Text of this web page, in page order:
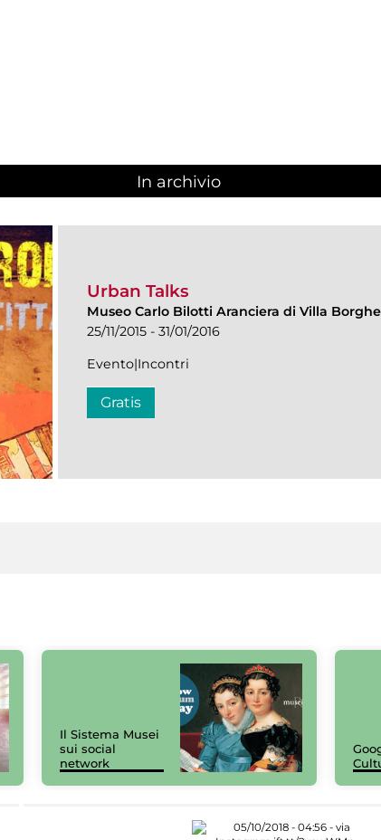
In archivio
Urban Talks
Museo Carlo Bilotti Aranciera di Villa
25/11/2015 - 31/01/2016
Evento|Incontri
Gratis
Il Sistema Musei
sui social
network